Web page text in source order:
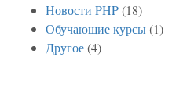
Новости PHP(18)
Обучающие курсы(1)
Другое(4)